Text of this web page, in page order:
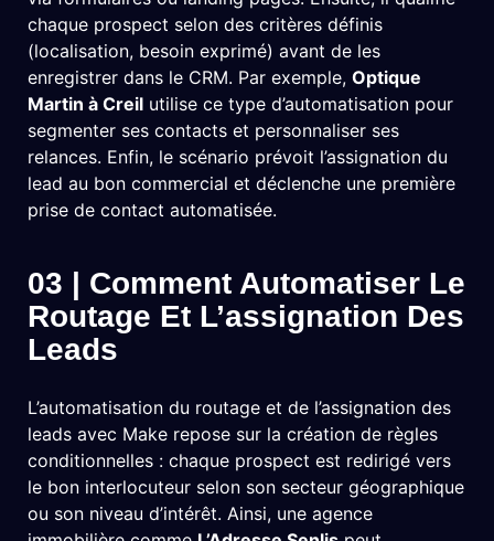
chaque prospect selon des critères définis
(localisation, besoin exprimé) avant de les
enregistrer dans le CRM. Par exemple, Optique
Martin à Creil utilise ce type d’automatisation pour
segmenter ses contacts et personnaliser ses
relances. Enfin, le scénario prévoit l’assignation du
lead au bon commercial et déclenche une première
prise de contact automatisée.
03 | Comment Automatiser Le
Routage Et L’assignation Des
Leads
L’automatisation du routage et de l’assignation des
leads avec Make repose sur la création de règles
conditionnelles : chaque prospect est redirigé vers
le bon interlocuteur selon son secteur géographique
ou son niveau d’intérêt. Ainsi, une agence